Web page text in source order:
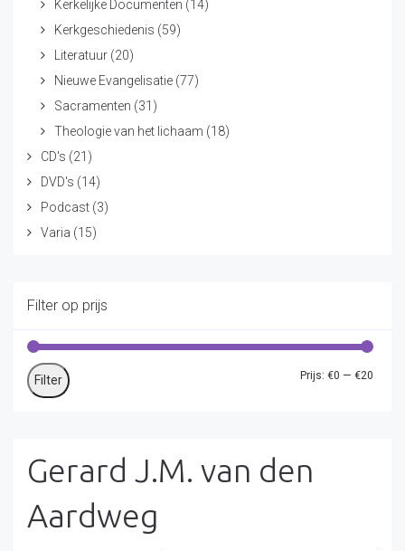
Kerkelijke Documenten (14)
Kerkgeschiedenis (59)
Literatuur (20)
Nieuwe Evangelisatie (77)
Sacramenten (31)
Theologie van het lichaam (18)
CD's (21)
DVD's (14)
Podcast (3)
Varia (15)
Filter op prijs
Filter Prijs: €0 — €20
Gerard J.M. van den
Aardweg